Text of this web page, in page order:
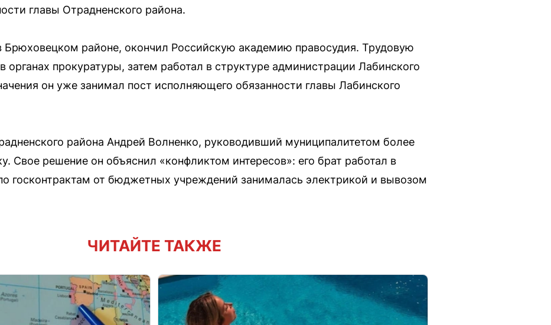
главы Отрадненского района.
Брюховецком районе, окончил Российскую академию правосудия. Трудовую
органах прокуратуры, затем работал в структуре администрации Лабинского
он уже занимал пост исполняющего обязанности главы Лабинского
района Андрей Волненко, руководивший муниципалитетом более
Свое решение он объяснил «конфликтом интересов»: его брат работал в
госконтрактам от бюджетных учреждений занималась электрикой и вывозом
ЧИТАЙТЕ ТАКЖЕ